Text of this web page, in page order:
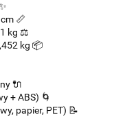
📏
kg ⚖️
kg 📦
🔌
+ ABS) 🌀
papier, PET) 📝